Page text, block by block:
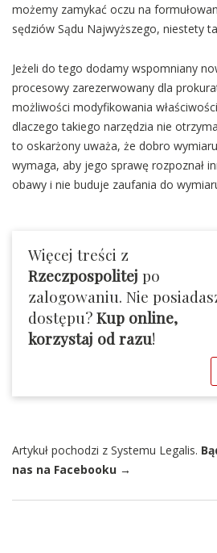
możemy zamykać oczu na
sędziów Sądu Najwyższego, niestety
Jeżeli do tego dodamy wspomniany
procesowy zarezerwowany dla
możliwości modyfikowania
dlaczego takiego narzędzia nie
to oskarżony uważa, że dobro
wymaga, aby jego sprawę rozpoznał
obawy i nie buduje zaufania do
Więcej treści z
Rzeczpospolitej po
zalogowaniu. Nie
dostępu?Kup online,
korzystaj od razu!
Artykuł pochodzi z Systemu Legalis.
nas na Facebooku →